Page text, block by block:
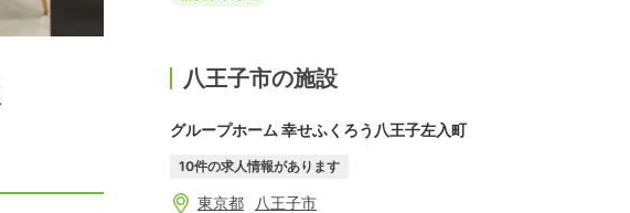
八王子市の施設
グループホーム 幸せふくろう八王子左入町
10件の求人情報があります
東京都
八王子市